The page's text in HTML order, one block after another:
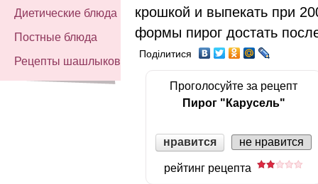
Диетические блюда
Постные блюда
Рецепты шашлыков
крошкой и выпекать при
формы пирог достать
Поділитися
Проголосуйте за рецепт
Пирог "Карусель"
нравится не нравится
рейтинг рецепта